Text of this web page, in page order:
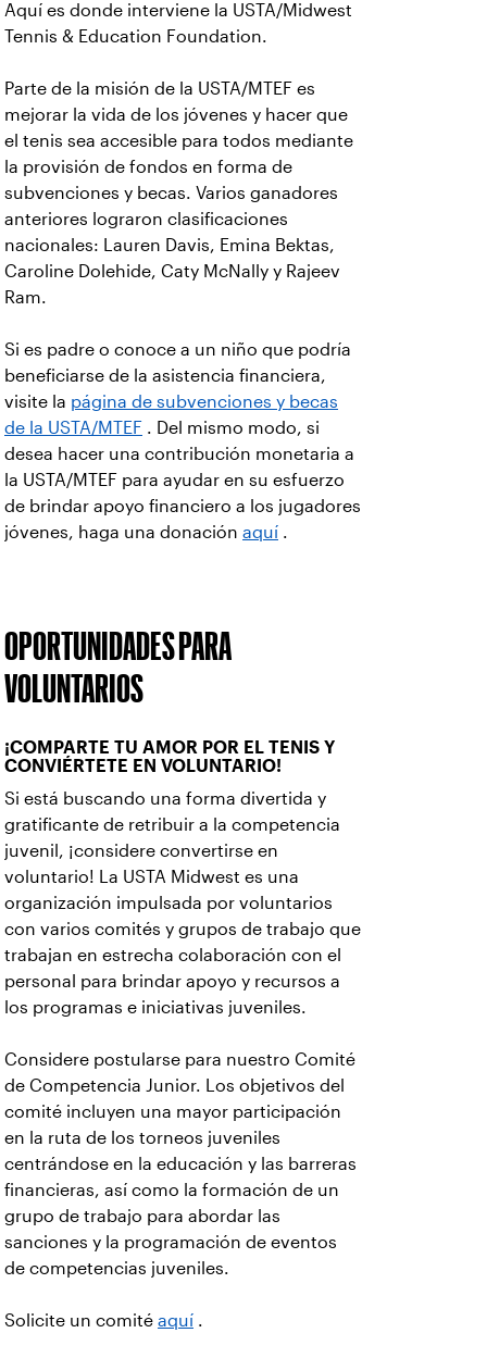
Aquí es donde interviene la USTA/Midwest
Tennis & Education Foundation.
Parte de la misión de la USTA/MTEF es
mejorar la vida de los jóvenes y hacer que
el tenis sea accesible para todos mediante
la provisión de fondos en forma de
subvenciones y becas. Varios ganadores
anteriores lograron clasificaciones
nacionales: Lauren Davis, Emina Bektas,
Caroline Dolehide, Caty McNally y Rajeev
Ram.
Si es padre o conoce a un niño que podría
beneficiarse de la asistencia financiera,
visite la página de subvenciones y becas
de la USTA/MTEF . Del mismo modo, si
desea hacer una contribución monetaria a
la USTA/MTEF para ayudar en su esfuerzo
de brindar apoyo financiero a los jugadores
jóvenes, haga una donación aquí .
OPORTUNIDADES PARA
VOLUNTARIOS
¡COMPARTE TU AMOR POR EL TENIS Y
CONVIÉRTETE EN VOLUNTARIO!
Si está buscando una forma divertida y
gratificante de retribuir a la competencia
juvenil, ¡considere convertirse en
voluntario! La USTA Midwest es una
organización impulsada por voluntarios
con varios comités y grupos de trabajo que
trabajan en estrecha colaboración con el
personal para brindar apoyo y recursos a
los programas e iniciativas juveniles.
Considere postularse para nuestro Comité
de Competencia Junior. Los objetivos del
comité incluyen una mayor participación
en la ruta de los torneos juveniles
centrándose en la educación y las barreras
financieras, así como la formación de un
grupo de trabajo para abordar las
sanciones y la programación de eventos
de competencias juveniles.
Solicite un comité aquí .